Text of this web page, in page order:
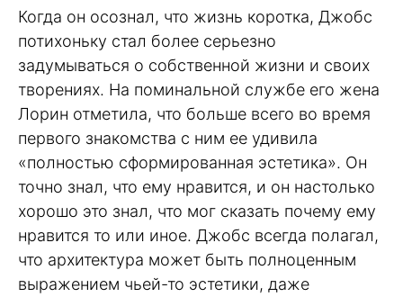
Когда он осознал, что жизнь коротка, Джобс
потихоньку стал более серьезно
задумываться о собственной жизни и своих
творениях. На поминальной службе его жена
Лорин отметила, что больше всего во время
первого знакомства с ним ее удивила
«полностью сформированная эстетика». Он
точно знал, что ему нравится, и он настолько
хорошо это знал, что мог сказать почему ему
нравится то или иное. Джобс всегда полагал,
что архитектура может быть полноценным
выражением чьей-то эстетики, даже